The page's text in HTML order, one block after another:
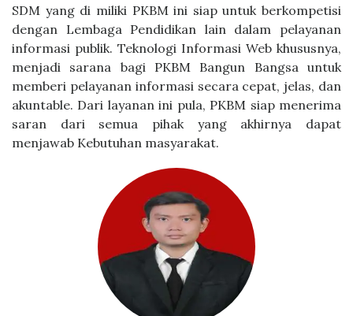
SDM yang di miliki PKBM ini siap untuk berkompetisi
dengan Lembaga Pendidikan lain dalam pelayanan
informasi publik. Teknologi Informasi Web khususnya,
menjadi sarana bagi PKBM Bangun Bangsa untuk
memberi pelayanan informasi secara cepat, jelas, dan
akuntable. Dari layanan ini pula, PKBM siap menerima
saran dari semua pihak yang akhirnya dapat
menjawab Kebutuhan masyarakat.